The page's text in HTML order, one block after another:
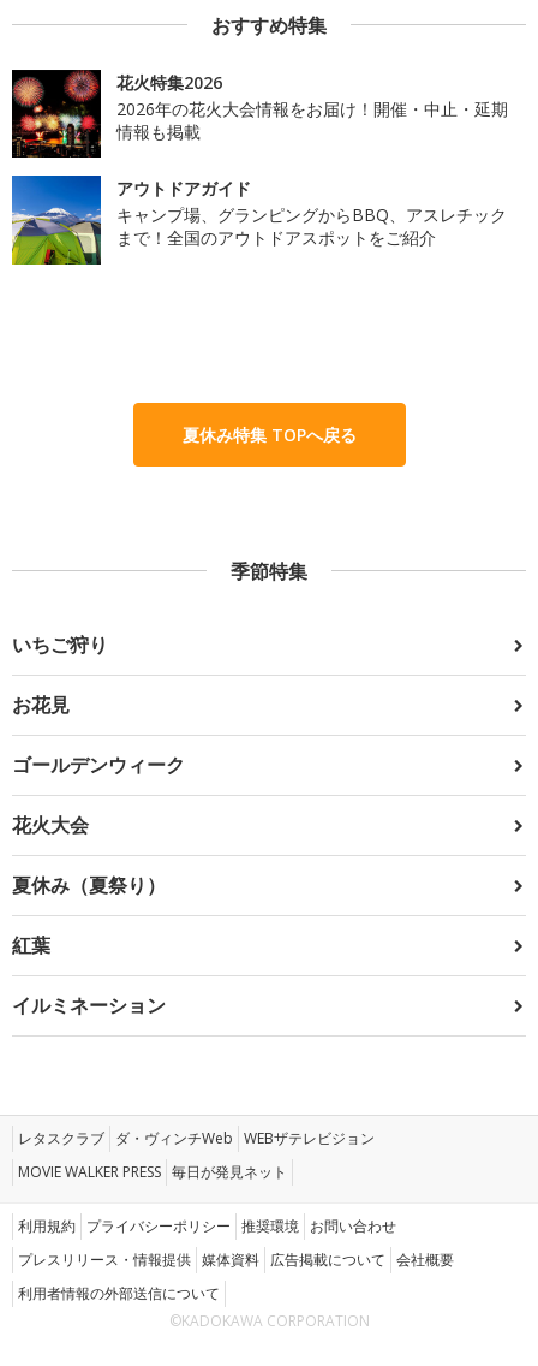
おすすめ特集
花火特集2026
2026年の花火大会情報をお届け！開催・中止・延期
情報も掲載
アウトドアガイド
キャンプ場、グランピングからBBQ、アスレチック
まで！全国のアウトドアスポットをご紹介
夏休み特集 TOPへ戻る
季節特集
いちご狩り
お花見
ゴールデンウィーク
花火大会
夏休み（夏祭り）
紅葉
イルミネーション
レタスクラブ ダ・ヴィンチWeb WEBザテレビジョン
MOVIE WALKER PRESS 毎日が発見ネット
利用規約 プライバシーポリシー 推奨環境 お問い合わせ
プレスリリース・情報提供 媒体資料 広告掲載について 会社概要
利用者情報の外部送信について
©KADOKAWA CORPORATION